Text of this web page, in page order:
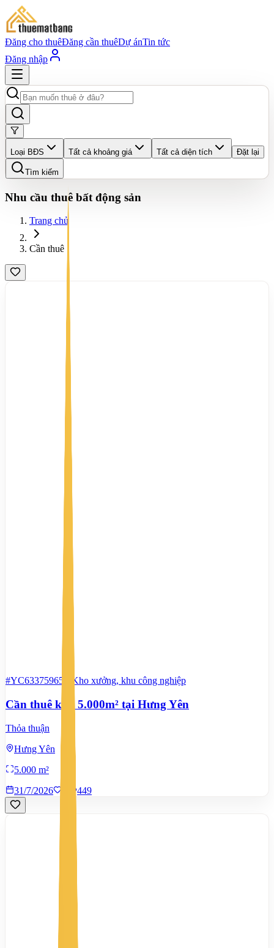
Đăng cho thuêĐăng cần thuêDự ánTin tức
Đăng nhập
Loại BĐS Tất cả khoảng giá Tất cả diện tích Đặt lại
Tìm kiếm
Nhu cầu thuê bất động sản
Trang chủ
Cần thuê
#YC63375965 Kho xưởng, khu công nghiệp
Cần thuê kho 5.000m² tại Hưng Yên
Thỏa thuận
Hưng Yên
5.000 m²
31/7/2026
449